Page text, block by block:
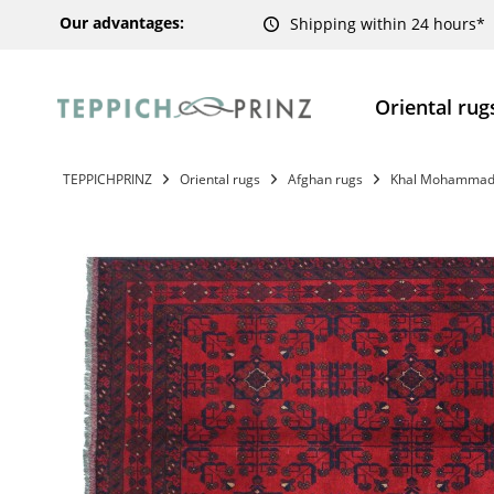
Our advantages: Shipping within 24 hours*
Oriental
TEPPICHPRINZ Oriental rugs Afghan rugs Khal